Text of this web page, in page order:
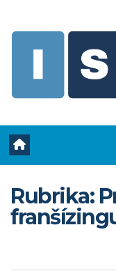
Rubrika: